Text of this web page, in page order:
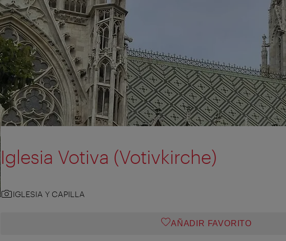
Iglesia Votiva (Votivkirche)
IGLESIA Y CAPILLA
AÑADIR FAVORITO